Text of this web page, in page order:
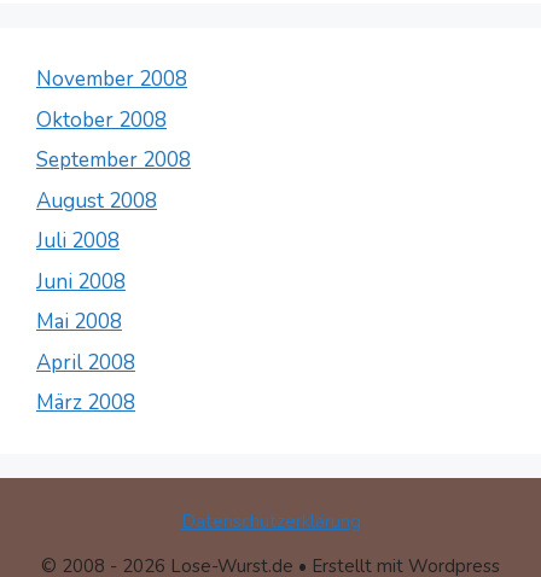
November 2008
Oktober 2008
September 2008
August 2008
Juli 2008
Juni 2008
Mai 2008
April 2008
März 2008
Datenschutzerklärung
© 2008 - 2026 Lose-Wurst.de • Erstellt mit Wordpress